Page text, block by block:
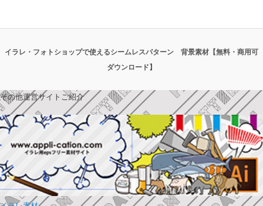
イラレ・フォトショップで使えるシームレスパターン 背景素材【無料・商用可
ダウンロード】
その他運営サイトご紹介